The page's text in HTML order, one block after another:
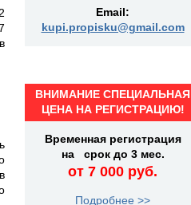
Email:
kupi.propisku@gmail.com
ВНИМАНИЕ СПЕЦИАЛЬНАЯ
ЦЕНА НА РЕГИСТРАЦИЮ!
Временная регистрация
на срок до 3 мес.
от 7 000 руб.
Подробнее >>